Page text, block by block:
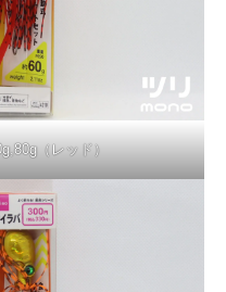
（レッド）